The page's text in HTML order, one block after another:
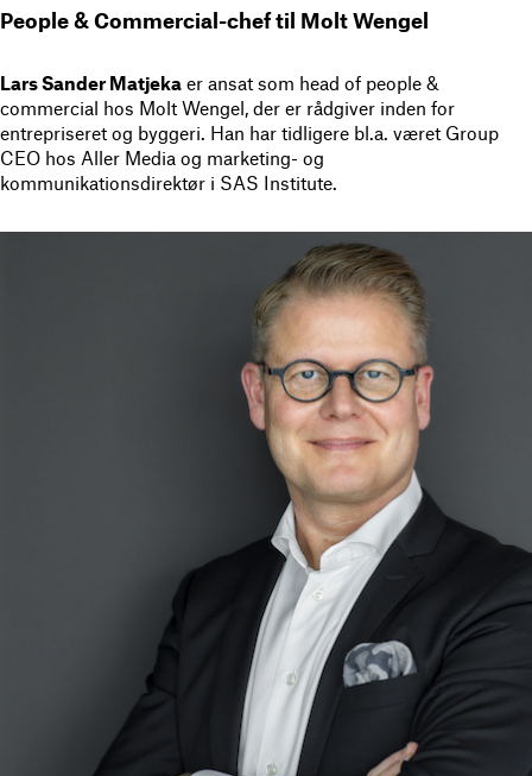
People & Commercial-chef til Molt Wengel
Lars Sander Matjeka er ansat som head of people &
commercial hos Molt Wengel, der er rådgiver inden for
entrepriseret og byggeri. Han har tidligere bl.a. været Group
CEO hos Aller Media og marketing- og
kommunikationsdirektør i SAS Institute.